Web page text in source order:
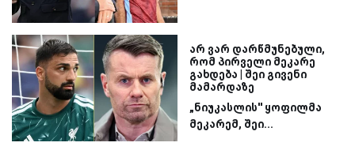
არ ვარ დარწმუნებული,
რომ პირველი მეკარე
გახდება | შეი გივენი
მამარდაზე
„ნიუკასლის'' ყოფილმა
მეკარემ, შეი...